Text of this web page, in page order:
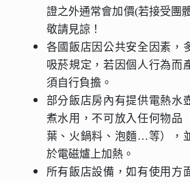
證之外通常會加價(若接受團
敬請見諒！
各國飯店因公共安全因素，
吸菸規定，若因個人行為而
須自行負擔。
部分飯店房內有提供電熱水
煮水用，不可放入任何物品
葉、火鍋料、泡麵…等），
於電磁爐上加熱。
所有飯店設備，如有使用方